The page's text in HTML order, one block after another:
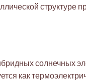
структуре
солнечных
как